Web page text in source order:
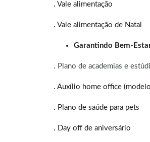
. Vale alimentação
. Vale alimentação de Natal
Garantindo Bem-
. Plano de academias e
. Auxílio home office
. Plano de saúde para pets
. Day off de aniversário